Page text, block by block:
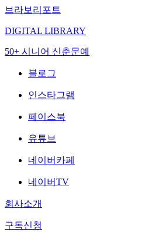
브라보리포트
DIGITAL LIBRARY
50+ 시니어 신춘문예
블로그
인스타그램
페이스북
유튜브
네이버카페
네이버TV
회사소개
구독신청